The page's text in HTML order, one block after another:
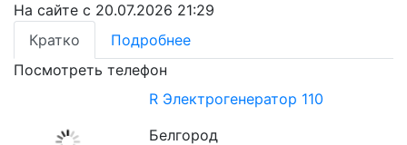
На сайте с 20.07.2026 21:29
Кратко
Подробнее
Посмотреть телефон
R Электрогенератор 110
Белгород